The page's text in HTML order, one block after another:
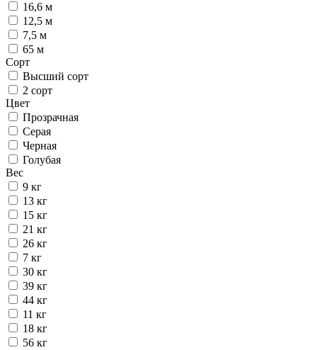
16,6 м
12,5 м
7,5 м
65 м
Сорт
Высший сорт
2 сорт
Цвет
Прозрачная
Серая
Черная
Голубая
Вес
9 кг
13 кг
15 кг
21 кг
26 кг
7 кг
30 кг
39 кг
44 кг
11 кг
18 кг
56 кг